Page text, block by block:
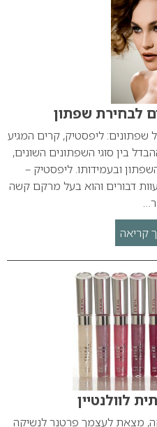
לבחירת שפתון
שפתונים: ליפסטיק, קרים המגיע
בין סוגי השפתונים השונים,
ובעמידותו. ליפסטיק –
דבורים והוא בעל מרקם קשה
קריאה
מצאת לעצמך פרטנר לנשיקה